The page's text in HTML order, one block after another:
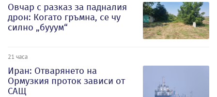
Овчар с разказ за падналия
дрон: Когато гръмна, се чу
силно „бууум“
21 часа
Иран: Отварянето на
Ормузкия проток зависи от
САЩ